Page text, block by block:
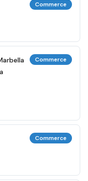
Commerce
Commerce
Commerce